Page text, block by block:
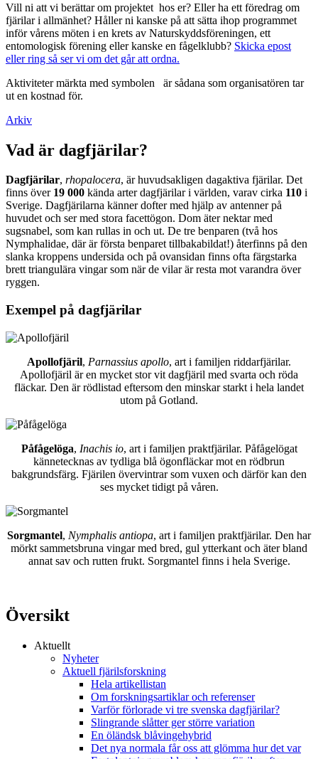
Vill ni att vi berättar om projektet hos er? Eller ha ett föredrag om
fjärilar i allmänhet? Håller ni kanske på att sätta ihop programmet
inför vårens möten i en krets av Naturskyddsföreningen, ett
entomologisk förening eller kanske en fågelklubb? Skicka epost
eller ring så ser vi om det går att ordna.
Aktiviteter märkta med symbolen
är sådana som organisatören tar
ut en kostnad för.
Arkiv
Vad är dagfjärilar?
Dagfjärilar, rhopalocera, är huvudsakligen dagaktiva fjärilar. Det
finns över 19 000 kända arter dagfjärilar i världen, varav cirka 110 i
Sverige. Dagfjärilarna känner dofter med hjälp av antenner på
huvudet och ser med stora facettögon. Dom äter nektar med
sugsnabel, som kan rullas in och ut. De tre benparen (två hos
Nymphalidae, där är första benparet tillbakabildat!) återfinns på den
slanka kroppens undersida och på ovansidan finns ofta färgstarka
brett triangulära vingar som när de vilar är resta mot varandra över
ryggen.
Exempel på dagfjärilar
Apollofjäril, Parnassius apollo, art i familjen riddarfjärilar.
Apollofjäril är en mycket stor vit dagfjäril med svarta och röda
fläckar. Den är rödlistad eftersom den minskar starkt i hela landet
utom på Gotland.
Påfågelöga, Inachis io, art i familjen praktfjärilar. Påfågelögat
kännetecknas av tydliga blå ögonfläckar mot en rödbrun
bakgrundsfärg. Fjärilen övervintrar som vuxen och därför kan den
ses mycket tidigt på våren.
Sorgmantel, Nymphalis antiopa, art i familjen praktfjärilar. Den har
mörkt sammetsbruna vingar med bred, gul ytterkant och äter bland
annat sav och rutten frukt. Sorgmantel finns i hela Sverige.
Översikt
Aktuellt
Nyheter
Aktuell fjärilsforskning
Hela artikellistan
Om forskningsartiklar och referenser
Varför förlorade vi tre svenska dagfjärilar?
Slingrande slåtter ger större variation
En öländsk blåvingehybrid
Det nya normala får oss att glömma hur det var